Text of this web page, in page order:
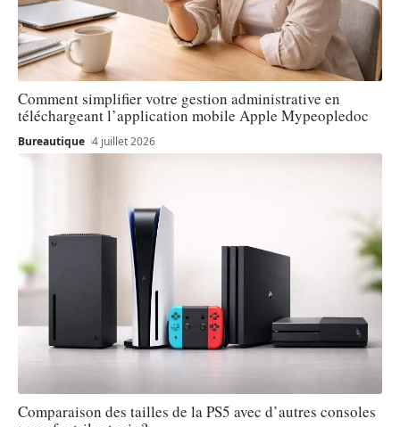
Comment simplifier votre gestion administrative en
téléchargeant l’application mobile Apple Mypeopledoc
Bureautique 4 juillet 2026
Comparaison des tailles de la PS5 avec d’autres consoles